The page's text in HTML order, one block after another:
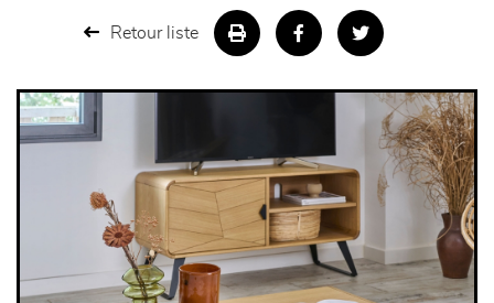
décoration
Retour liste